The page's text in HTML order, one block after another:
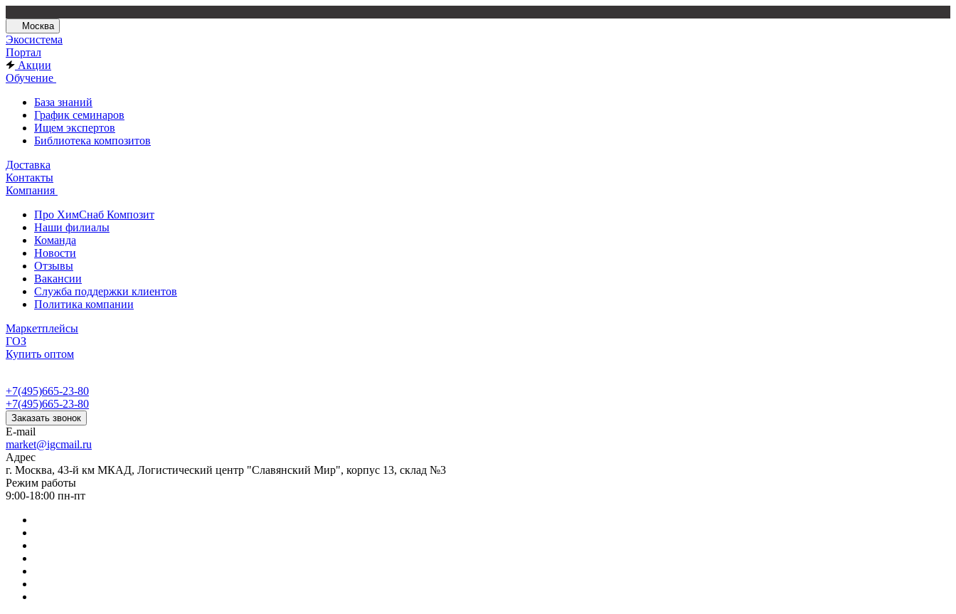
Москва
Экосистема
Портал
Акции
Обучение
База знаний
График семинаров
Ищем экспертов
Библиотека композитов
Доставка
Контакты
Компания
Про ХимСнаб Композит
Наши филиалы
Команда
Новости
Отзывы
Вакансии
Служба поддержки клиентов
Политика компании
Маркетплейсы
ГОЗ
Купить оптом
+7(495)665-23-80
+7(495)665-23-80
Заказать звонок
E-mail
market@igcmail.ru
Адрес
г. Москва, 43-й км МКАД, Логистический центр "Славянский Мир", корпус 13, склад №3
Режим работы
9:00-18:00 пн-пт